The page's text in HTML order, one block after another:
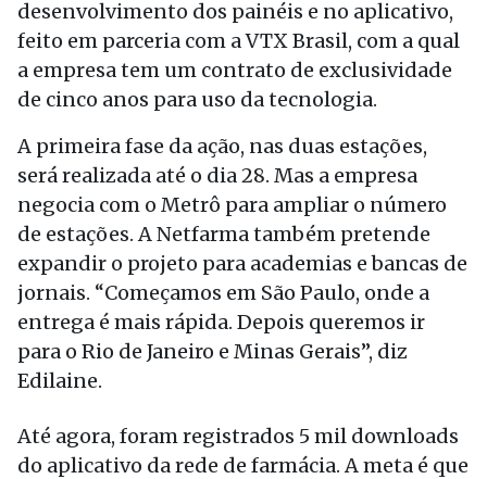
desenvolvimento dos painéis e no aplicativo,
feito em parceria com a VTX Brasil, com a qual
a empresa tem um contrato de exclusividade
de cinco anos para uso da tecnologia.
A primeira fase da ação, nas duas estações,
será realizada até o dia 28. Mas a empresa
negocia com o Metrô para ampliar o número
de estações. A Netfarma também pretende
expandir o projeto para academias e bancas de
jornais. “Começamos em São Paulo, onde a
entrega é mais rápida. Depois queremos ir
para o Rio de Janeiro e Minas Gerais”, diz
Edilaine.
Até agora, foram registrados 5 mil downloads
do aplicativo da rede de farmácia. A meta é que